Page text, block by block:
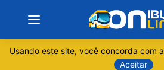
Usando este site, você concorda com a
Aceitar